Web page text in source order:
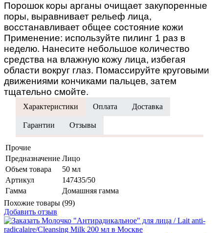
Порошок коры арганы очищает закупоренные
поры, выравнивает рельеф лица,
восстанавливает общее состояние кожи
Применение: используйте пилинг 1 раз в
неделю. Нанесите небольшое количество
средства на влажную кожу лица, избегая
области вокруг глаз. Помассируйте круговыми
движениями кончиками пальцев, затем
тщательно смойте.
Характеристики Оплата Доставка
Гарантии Отзывы
Прочие
Предназначение Лицо
Объем товара
50 мл
Артикул
147435/50
Гамма
Домашняя гамма
Похожие товары (99)
Добавить отзыв